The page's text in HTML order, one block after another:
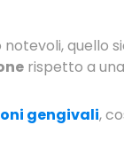
quello
rispetto a
gengivali,